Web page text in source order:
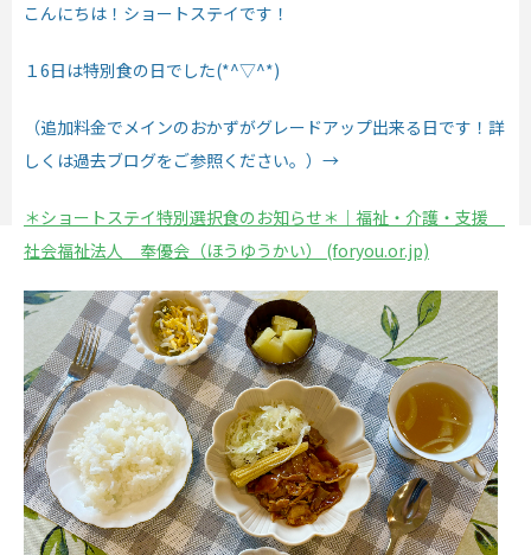
こんにちは！ショートステイです！
１6日は特別食の日でした(*^▽^*)
（追加料金でメインのおかずがグレードアップ出来る日です！ 詳
しくは過去ブログをご参照ください。）→
＊ショートステイ特別選択食のお知らせ＊｜福祉・介護・支援
社会福祉法人 奉優会（ほうゆうかい） (foryou.or.jp)